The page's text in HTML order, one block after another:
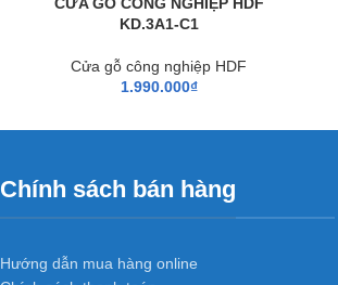
Email :
KD.3A1-C1
Cửa gỗ công nghiệp HDF
1.990.000₫
Chính sách bán hàng
Hướng dẫn mua hàng online